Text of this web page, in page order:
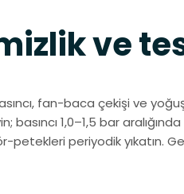
ve
fan-baca çekişi ve
1,0–1,5 bar
petekleri periyodik yıkatın.